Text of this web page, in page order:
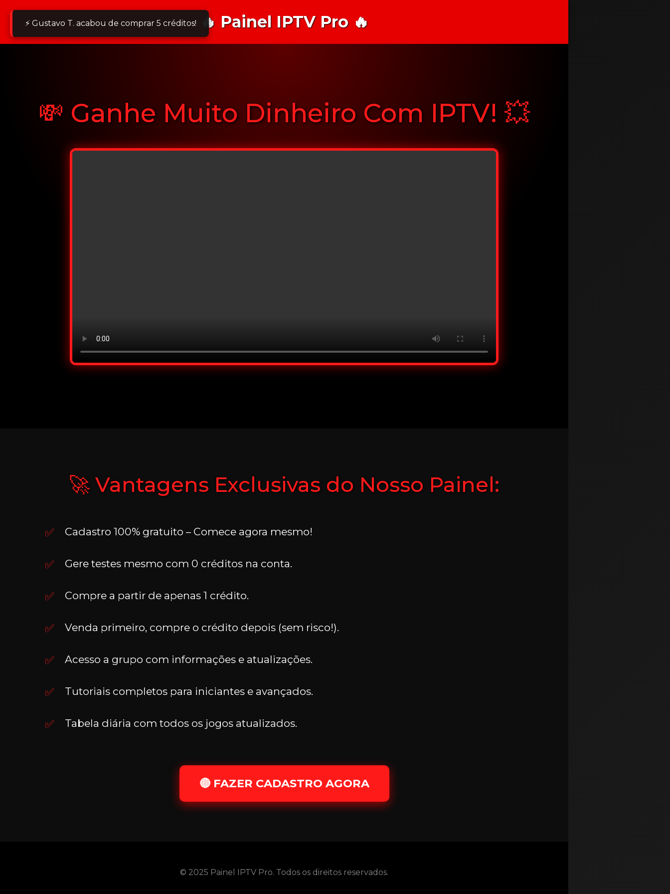
🔥 Painel IPTV Pro 🔥
⚡ Gustavo T. acabou de comprar 5 créditos!
💸 Ganhe Muito Dinheiro Com IPTV! 💥
🚀 Vantagens Exclusivas do Nosso Painel:
Cadastro 100% gratuito – Comece agora mesmo!
Gere testes mesmo com 0 créditos na conta.
Compre a partir de apenas 1 crédito.
Venda primeiro, compre o crédito depois (sem risco!).
Acesso a grupo com informações e atualizações.
Tutoriais completos para iniciantes e avançados.
Tabela diária com todos os jogos atualizados.
🔴 FAZER CADASTRO AGORA
© 2025 Painel IPTV Pro. Todos os direitos reservados.